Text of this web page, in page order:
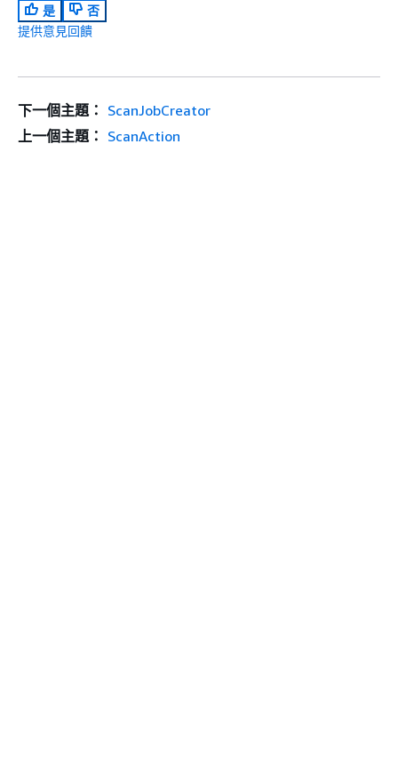
是
否
提供意見回饋
下一個主題： ScanJobCreator
上一個主題： ScanAction